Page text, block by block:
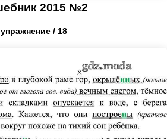
2015 №2
упражнение / 18